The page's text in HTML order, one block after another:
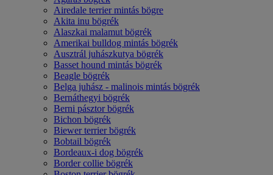
Airedale terrier mintás bögre
Akita inu bögrék
Alaszkai malamut bögrék
Amerikai bulldog mintás bögrék
Ausztrál juhászkutya bögrék
Basset hound mintás bögrék
Beagle bögrék
Belga juhász - malinois mintás bögrék
Bernáthegyi bögrék
Berni pásztor bögrék
Bichon bögrék
Biewer terrier bögrék
Bobtail bögrék
Bordeaux-i dog bögrék
Border collie bögrék